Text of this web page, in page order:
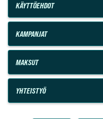
KÄYTTÖEHDOT
KAMPANJAT
MAKSUT
YHTEISTYÖ